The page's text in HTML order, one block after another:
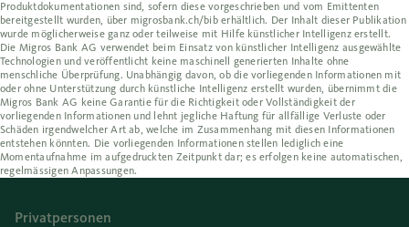
Produktdokumentationen sind, sofern diese vorgeschrieben und vom Emittenten
bereitgestellt wurden, über migrosbank.ch/bib erhältlich. Der Inhalt dieser Publikation
wurde möglicherweise ganz oder teilweise mit Hilfe künstlicher Intelligenz erstellt.
Die Migros Bank AG verwendet beim Einsatz von künstlicher Intelligenz ausgewählte
Technologien und veröffentlicht keine maschinell generierten Inhalte ohne
menschliche Überprüfung. Unabhängig davon, ob die vorliegenden Informationen mit
oder ohne Unterstützung durch künstliche Intelligenz erstellt wurden, übernimmt die
Migros Bank AG keine Garantie für die Richtigkeit oder Vollständigkeit der
vorliegenden Informationen und lehnt jegliche Haftung für allfällige Verluste oder
Schäden irgendwelcher Art ab, welche im Zusammenhang mit diesen Informationen
entstehen könnten. Die vorliegenden Informationen stellen lediglich eine
Momentaufnahme im aufgedruckten Zeitpunkt dar; es erfolgen keine automatischen,
regelmässigen Anpassungen.
Privatpersonen